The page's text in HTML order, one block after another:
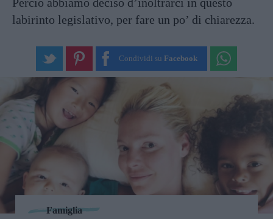
Condividi su Facebook
labirinto legislativo, per fare un po’ di chiarezza.
Famiglia